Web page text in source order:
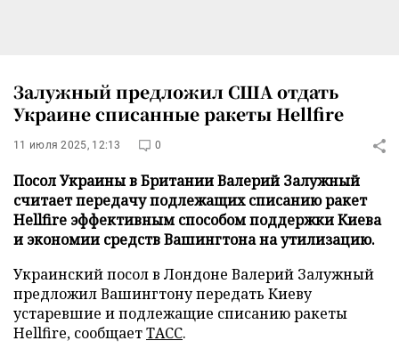
Залужный предложил США отдать
Украине списанные ракеты Hellfire
11 июля 2025, 12:13 0
Посол Украины в Британии Валерий Залужный
считает передачу подлежащих списанию ракет
Hellfire эффективным способом поддержки Киева
и экономии средств Вашингтона на утилизацию.
Украинский посол в Лондоне Валерий Залужный
предложил Вашингтону передать Киеву
устаревшие и подлежащие списанию ракеты
Hellfire, сообщаетТАСС.